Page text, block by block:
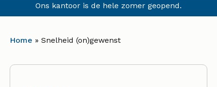
Ons kantoor is de hele zomer geopend.
Home » Snelheid (on)gewenst